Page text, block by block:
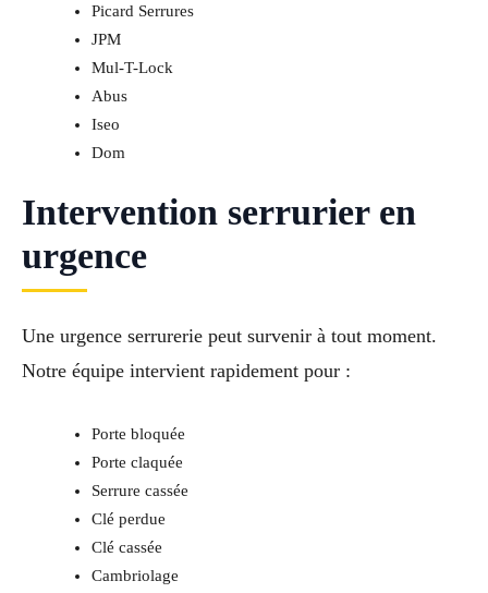
Picard Serrures
JPM
Mul-T-Lock
Abus
Iseo
Dom
Intervention serrurier en
urgence
Une urgence serrurerie peut survenir à tout moment.
Notre équipe intervient rapidement pour :
Porte bloquée
Porte claquée
Serrure cassée
Clé perdue
Clé cassée
Cambriolage